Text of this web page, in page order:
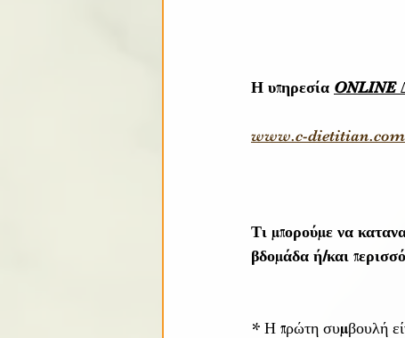
Η υπηρεσία
www.c-dietitian.com
Τι μπορούμε να
βδομάδα ή/και
* Η πρώτη συμβουλή